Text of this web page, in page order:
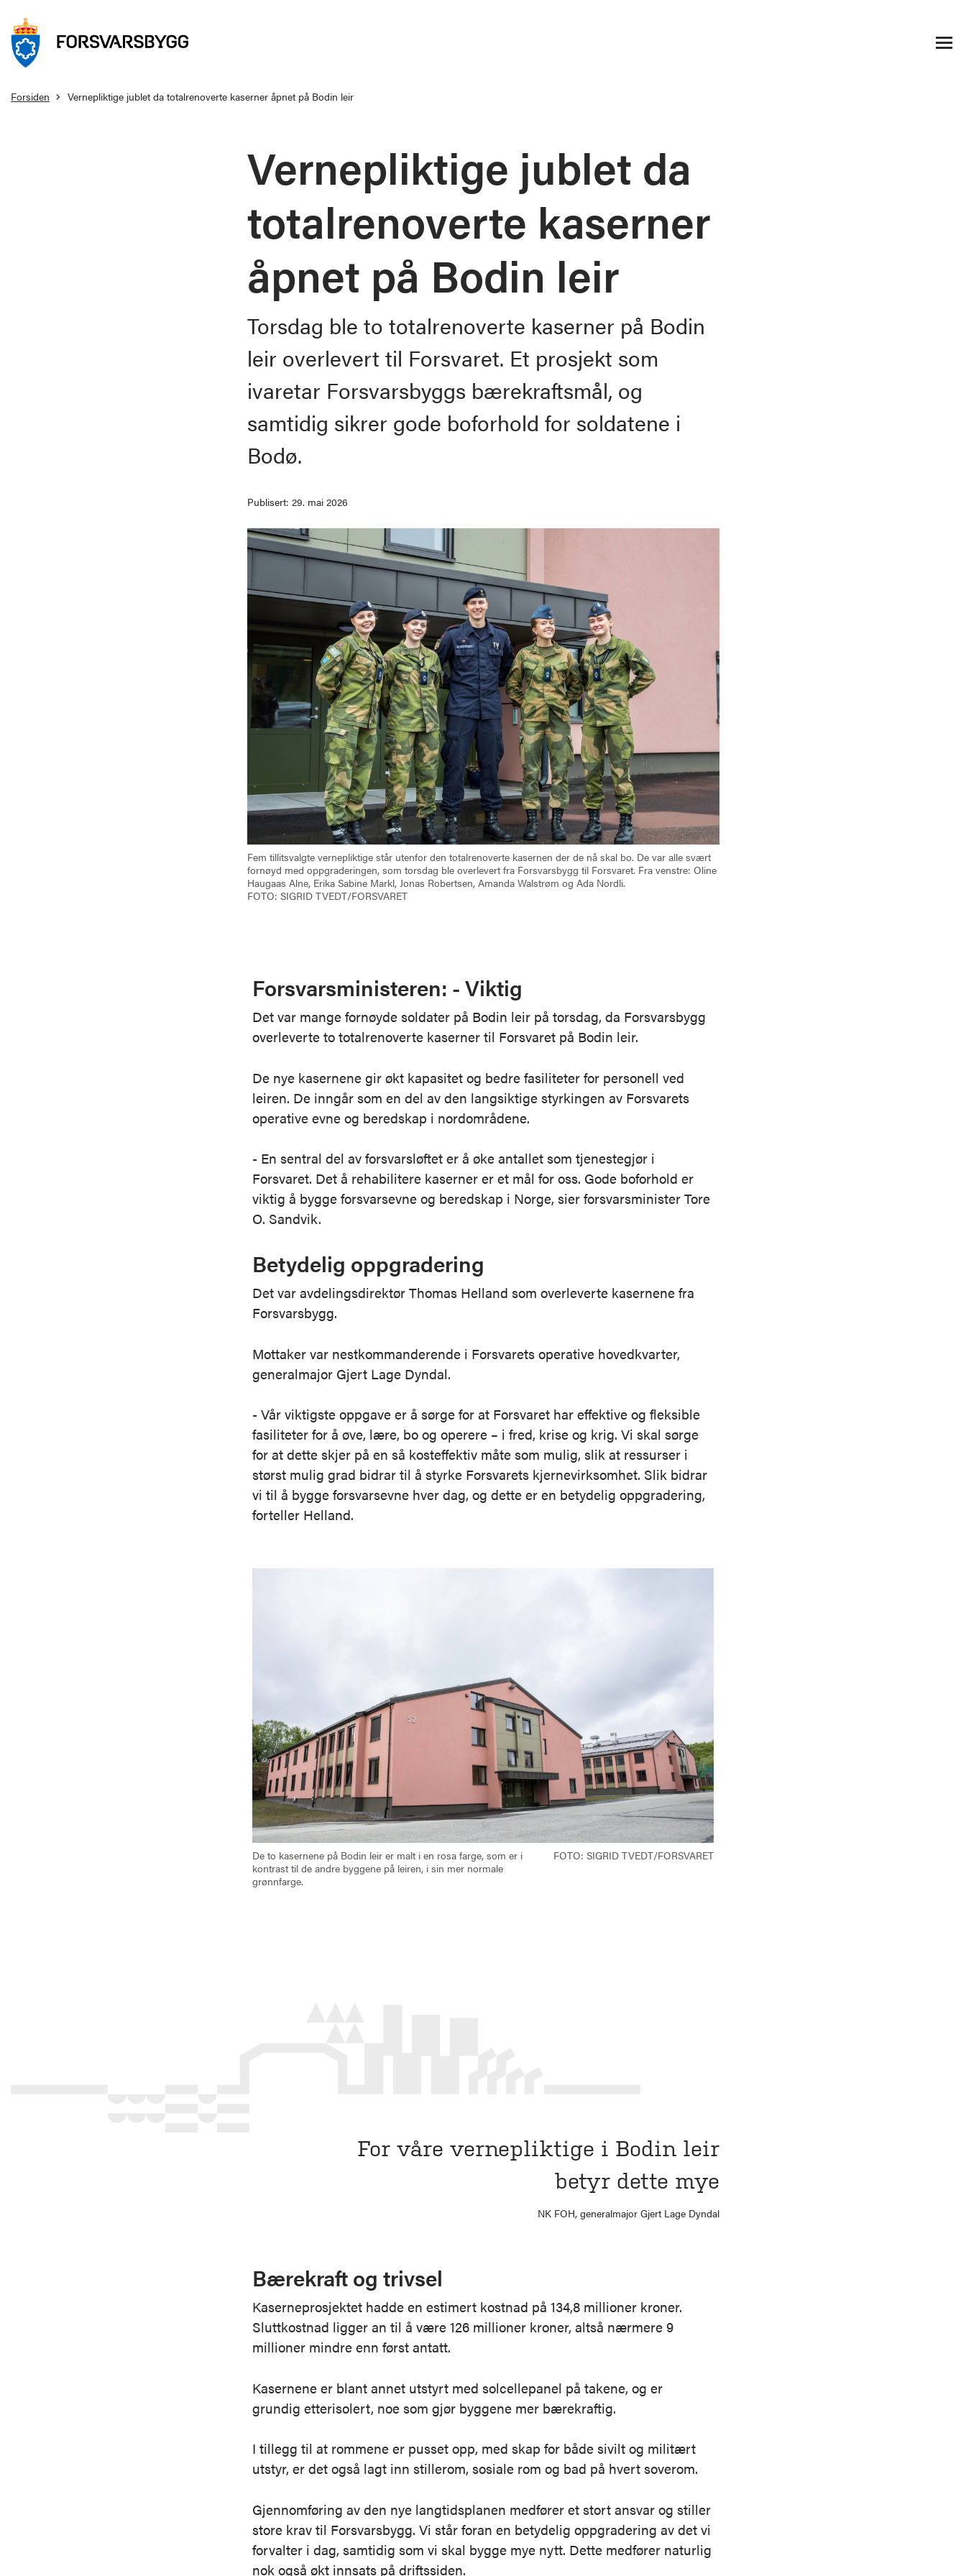
Forsiden Vernepliktige jublet da totalrenoverte kaserner åpnet på Bodin leir
Vernepliktige jublet da
totalrenoverte kaserner
åpnet på Bodin leir
Torsdag ble to totalrenoverte kaserner på Bodin
leir overlevert til Forsvaret. Et prosjekt som
ivaretar Forsvarsbyggs bærekraftsmål, og
samtidig sikrer gode boforhold for soldatene i
Bodø.
Publisert: 29. mai 2026
Fem tillitsvalgte vernepliktige står utenfor den totalrenoverte kasernen der de nå skal bo. De var alle svært
fornøyd med oppgraderingen, som torsdag ble overlevert fra Forsvarsbygg til Forsvaret. Fra venstre: Oline
Haugaas Alne, Erika Sabine Markl, Jonas Robertsen, Amanda Walstrøm og Ada Nordli.
FOTO: SIGRID TVEDT/FORSVARET
Forsvarsministeren: - Viktig
Det var mange fornøyde soldater på Bodin leir på torsdag, da Forsvarsbygg
overleverte to totalrenoverte kaserner til Forsvaret på Bodin leir.
De nye kasernene gir økt kapasitet og bedre fasiliteter for personell ved
leiren. De inngår som en del av den langsiktige styrkingen av Forsvarets
operative evne og beredskap i nordområdene.
- En sentral del av forsvarsløftet er å øke antallet som tjenestegjør i
Forsvaret. Det å rehabilitere kaserner er et mål for oss. Gode boforhold er
viktig å bygge forsvarsevne og beredskap i Norge, sier forsvarsminister Tore
O. Sandvik.
Betydelig oppgradering
Det var avdelingsdirektør Thomas Helland som overleverte kasernene fra
Forsvarsbygg.
Mottaker var nestkommanderende i Forsvarets operative hovedkvarter,
generalmajor Gjert Lage Dyndal.
- Vår viktigste oppgave er å sørge for at Forsvaret har effektive og fleksible
fasiliteter for å øve, lære, bo og operere – i fred, krise og krig. Vi skal sørge
for at dette skjer på en så kosteffektiv måte som mulig, slik at ressurser i
størst mulig grad bidrar til å styrke Forsvarets kjernevirksomhet. Slik bidrar
vi til å bygge forsvarsevne hver dag, og dette er en betydelig oppgradering,
forteller Helland.
De to kasernene på Bodin leir er malt i en rosa farge, som er i
kontrast til de andre byggene på leiren, i sin mer normale
grønnfarge.
FOTO: SIGRID TVEDT/FORSVARET
For våre vernepliktige i Bodin leir
betyr dette mye
NK FOH, generalmajor Gjert Lage Dyndal
Bærekraft og trivsel
Kaserneprosjektet hadde en estimert kostnad på 134,8 millioner kroner.
Sluttkostnad ligger an til å være 126 millioner kroner, altså nærmere 9
millioner mindre enn først antatt.
Kasernene er blant annet utstyrt med solcellepanel på takene, og er
grundig etterisolert, noe som gjør byggene mer bærekraftig.
I tillegg til at rommene er pusset opp, med skap for både sivilt og militært
utstyr, er det også lagt inn stillerom, sosiale rom og bad på hvert soverom.
Gjennomføring av den nye langtidsplanen medfører et stort ansvar og stiller
store krav til Forsvarsbygg. Vi står foran en betydelig oppgradering av det vi
forvalter i dag, samtidig som vi skal bygge mye nytt. Dette medfører naturlig
nok også økt innsats på driftssiden.